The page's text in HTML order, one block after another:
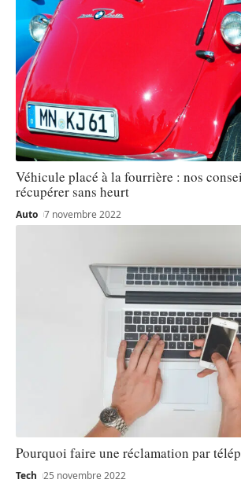
Véhicule placé à la fourrière : nos
récupérer sans heurt
Auto 7 novembre 2022
Pourquoi faire une réclamation par
Tech 25 novembre 2022